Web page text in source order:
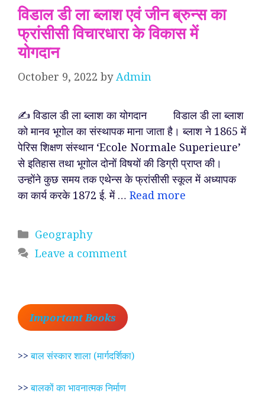
विडाल डी ला ब्लाश एवं जीन ब्रुन्स का
फ्रांसीसी विचारधारा के विकास में
योगदान
October 9, 2022 byAdmin
✍️ विडाल डी ला ब्लाश का योगदान विडाल डी ला ब्लाश
को मानव भूगोल का संस्थापक माना जाता है। ब्लाश ने 1865 में
पेरिस शिक्षण संस्थान ‘Ecole Normale Superieure’
से इतिहास तथा भूगोल दोनों विषयों की डिग्री प्राप्त की।
उन्होंने कुछ समय तक एथेन्स के फ्रांसीसी स्कूल में अध्यापक
का कार्य करके 1872 ई. में … Read more
Categories
Geography
Leave a comment
Important Books
>>बाल संस्कार शाला (मार्गदर्शिका)
>>बालकों का भावनात्मक निर्माण